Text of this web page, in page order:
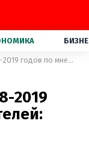
5 лучших комедий 2018-2019 годов по мнению зрителей: яркая подборка
2019